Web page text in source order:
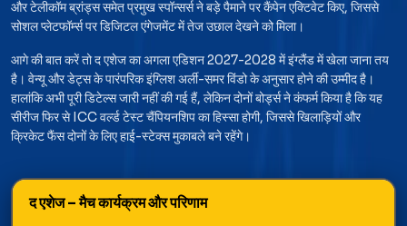
और टेलीकॉम ब्रांड्स समेत प्रमुख स्पॉन्सर्स ने बड़े पैमाने पर कैंपेन एक्टिवेट किए, जिससे
सोशल प्लेटफॉर्म्स पर डिजिटल एंगेजमेंट में तेज उछाल देखने को मिला।
आगे की बात करें तो द एशेज का अगला एडिशन 2027-2028 में इंग्लैंड में खेला जाना तय
है। वेन्यू और डेट्स के पारंपरिक इंग्लिश अर्ली-समर विंडो के अनुसार होने की उम्मीद है।
हालांकि अभी पूरी डिटेल्स जारी नहीं की गई हैं, लेकिन दोनों बोर्ड्स ने कंफर्म किया है कि यह
सीरीज फिर से ICC वर्ल्ड टेस्ट चैंपियनशिप का हिस्सा होगी, जिससे खिलाड़ियों और
क्रिकेट फैंस दोनों के लिए हाई-स्टेक्स मुकाबले बने रहेंगे।
द एशेज – मैच कार्यक्रम और परिणाम